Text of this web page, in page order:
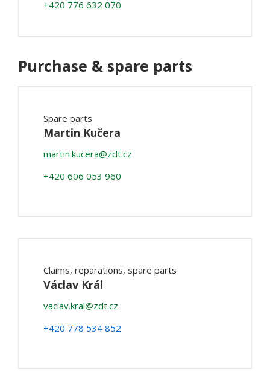
+420 776 632 070
Purchase & spare parts
Spare parts
Martin Kučera
martin.kucera@zdt.cz
+420 606 053 960
Claims, reparations, spare parts
Václav Král
vaclav.kral@zdt.cz
+420 778 534 852